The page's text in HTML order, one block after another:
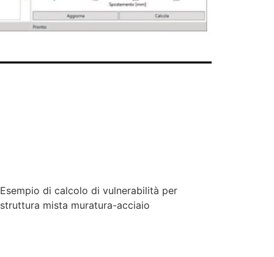
Esempio di calcolo di vulnerabilità per
struttura mista muratura-acciaio